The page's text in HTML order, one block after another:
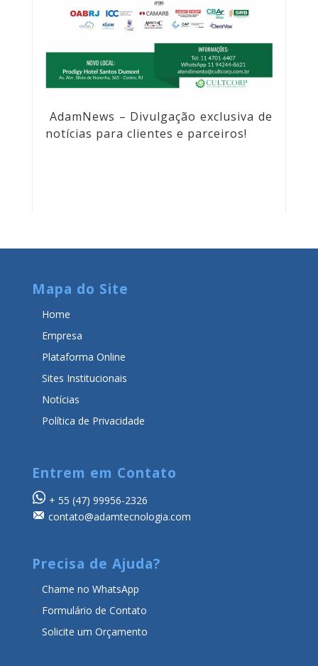
AdamNews – Divulgação exclusiva de
notícias para clientes e parceiros!
Mapa do Site
Home
Empresa
Plataforma Online
Sites Institucionais
Notícias
Política de Privacidade
Entrem em Contato
+ 55 (47) 99956-2326
contato@adamtecnologia.com
Precisa de Ajuda?
Chame no WhatsApp
Formulário de Contato
Solicite um Orçamento